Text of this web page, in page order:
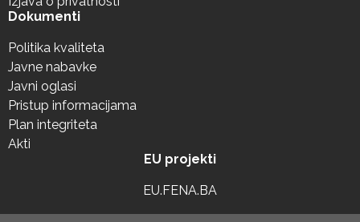
Dokumenti
Politika kvaliteta
Javne nabavke
Javni oglasi
Pristup informacijama
Plan integriteta
Akti
EU projekti
EU.FENA.BA